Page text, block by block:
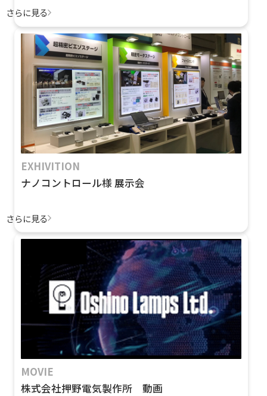
さらに見る
EXHIVITION
ナノコントロール様 展示会
さらに見る
MOVIE
株式会社押野電気製作所 動画